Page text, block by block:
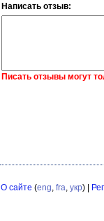
Написать отзыв:
Писать отзывы могут
О сайте (eng fra укр) |